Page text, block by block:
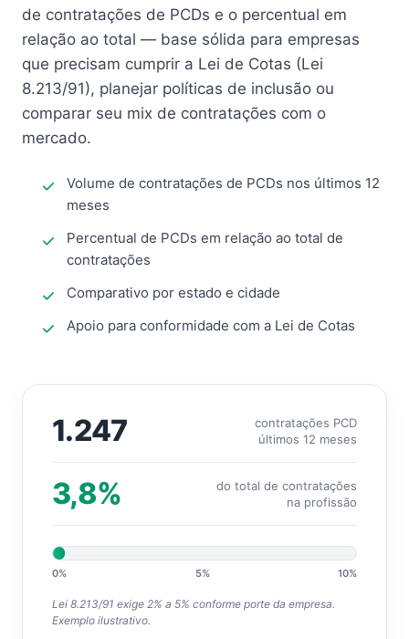
de contratações de PCDs e o percentual em
relação ao total — base sólida para empresas
que precisam cumprir a Lei de Cotas (Lei
8.213/91), planejar políticas de inclusão ou
comparar seu mix de contratações com o
mercado.
Volume de contratações de PCDs nos últimos 12
meses
Percentual de PCDs em relação ao total de
contratações
Comparativo por estado e cidade
Apoio para conformidade com a Lei de Cotas
1.247
contratações PCD
últimos 12 meses
3,8%
do total de contratações
na profissão
0% 5% 10%
Lei 8.213/91 exige 2% a 5% conforme porte da empresa.
Exemplo ilustrativo.